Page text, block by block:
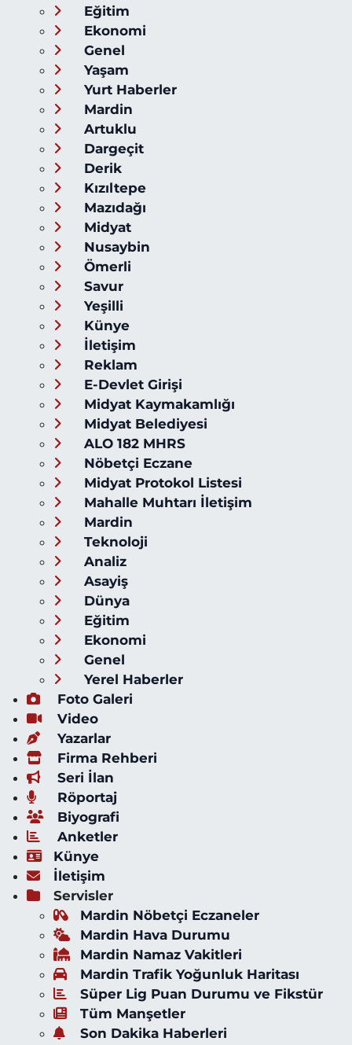
Eğitim
Ekonomi
Genel
Yaşam
Yurt Haberler
Mardin
Artuklu
Dargeçit
Derik
Kızıltepe
Mazıdağı
Midyat
Nusaybin
Ömerli
Savur
Yeşilli
Künye
İletişim
Reklam
E-Devlet Girişi
Midyat Kaymakamlığı
Midyat Belediyesi
ALO 182 MHRS
Nöbetçi Eczane
Midyat Protokol Listesi
Mahalle Muhtarı İletişim
Mardin
Teknoloji
Analiz
Asayiş
Dünya
Eğitim
Ekonomi
Genel
Yerel Haberler
Foto Galeri
Video
Yazarlar
Firma Rehberi
Seri İlan
Röportaj
Biyografi
Anketler
Künye
İletişim
Servisler
Mardin Nöbetçi Eczaneler
Mardin Hava Durumu
Mardin Namaz Vakitleri
Mardin Trafik Yoğunluk Haritası
Süper Lig Puan Durumu ve Fikstür
Tüm Manşetler
Son Dakika Haberleri